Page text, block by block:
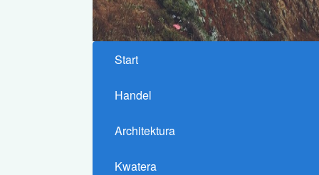
Start
Handel
Architektura
Kwatera